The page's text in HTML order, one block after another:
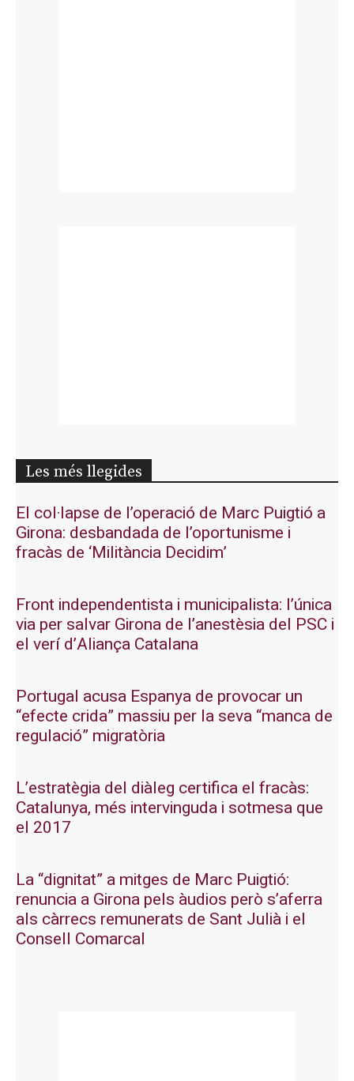
Les més llegides
El col·lapse de l’operació de Marc Puigtió a
Girona: desbandada de l’oportunisme i
fracàs de ‘Militància Decidim’
Front independentista i municipalista: l’única
via per salvar Girona de l’anestèsia del PSC i
el verí d’Aliança Catalana
Portugal acusa Espanya de provocar un
“efecte crida” massiu per la seva “manca de
regulació” migratòria
L’estratègia del diàleg certifica el fracàs:
Catalunya, més intervinguda i sotmesa que
el 2017
La “dignitat” a mitges de Marc Puigtió:
renuncia a Girona pels àudios però s’aferra
als càrrecs remunerats de Sant Julià i el
Consell Comarcal